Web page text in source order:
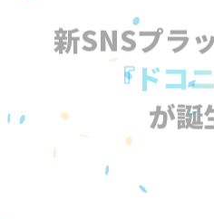
新SNSプラ
『ドコ
が誕